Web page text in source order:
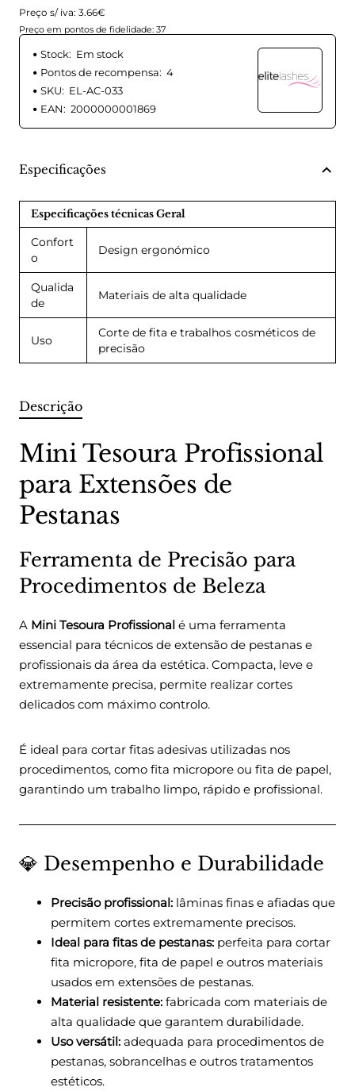
Preço s/ iva: 3.66€
Preço em pontos de fidelidade: 37
Stock: Em stock
Pontos de recompensa: 4
SKU: EL-AC-033
EAN: 2000000001869
Especificações
Especificações técnicas Geral
Confort
o
Design ergonómico
Qualida
de
Materiais de alta qualidade
Uso
Corte de fita e trabalhos cosméticos de
precisão
Descrição
Mini Tesoura Profissional
para Extensões de
Pestanas
Ferramenta de Precisão para
Procedimentos de Beleza
A Mini Tesoura Profissional é uma ferramenta
essencial para técnicos de extensão de pestanas e
profissionais da área da estética. Compacta, leve e
extremamente precisa, permite realizar cortes
delicados com máximo controlo.
É ideal para cortar fitas adesivas utilizadas nos
procedimentos, como fita micropore ou fita de papel,
garantindo um trabalho limpo, rápido e profissional.
💎 Desempenho e Durabilidade
Precisão profissional: lâminas finas e afiadas que
permitem cortes extremamente precisos.
Ideal para fitas de pestanas: perfeita para cortar
fita micropore, fita de papel e outros materiais
usados em extensões de pestanas.
Material resistente: fabricada com materiais de
alta qualidade que garantem durabilidade.
Uso versátil: adequada para procedimentos de
pestanas, sobrancelhas e outros tratamentos
estéticos.